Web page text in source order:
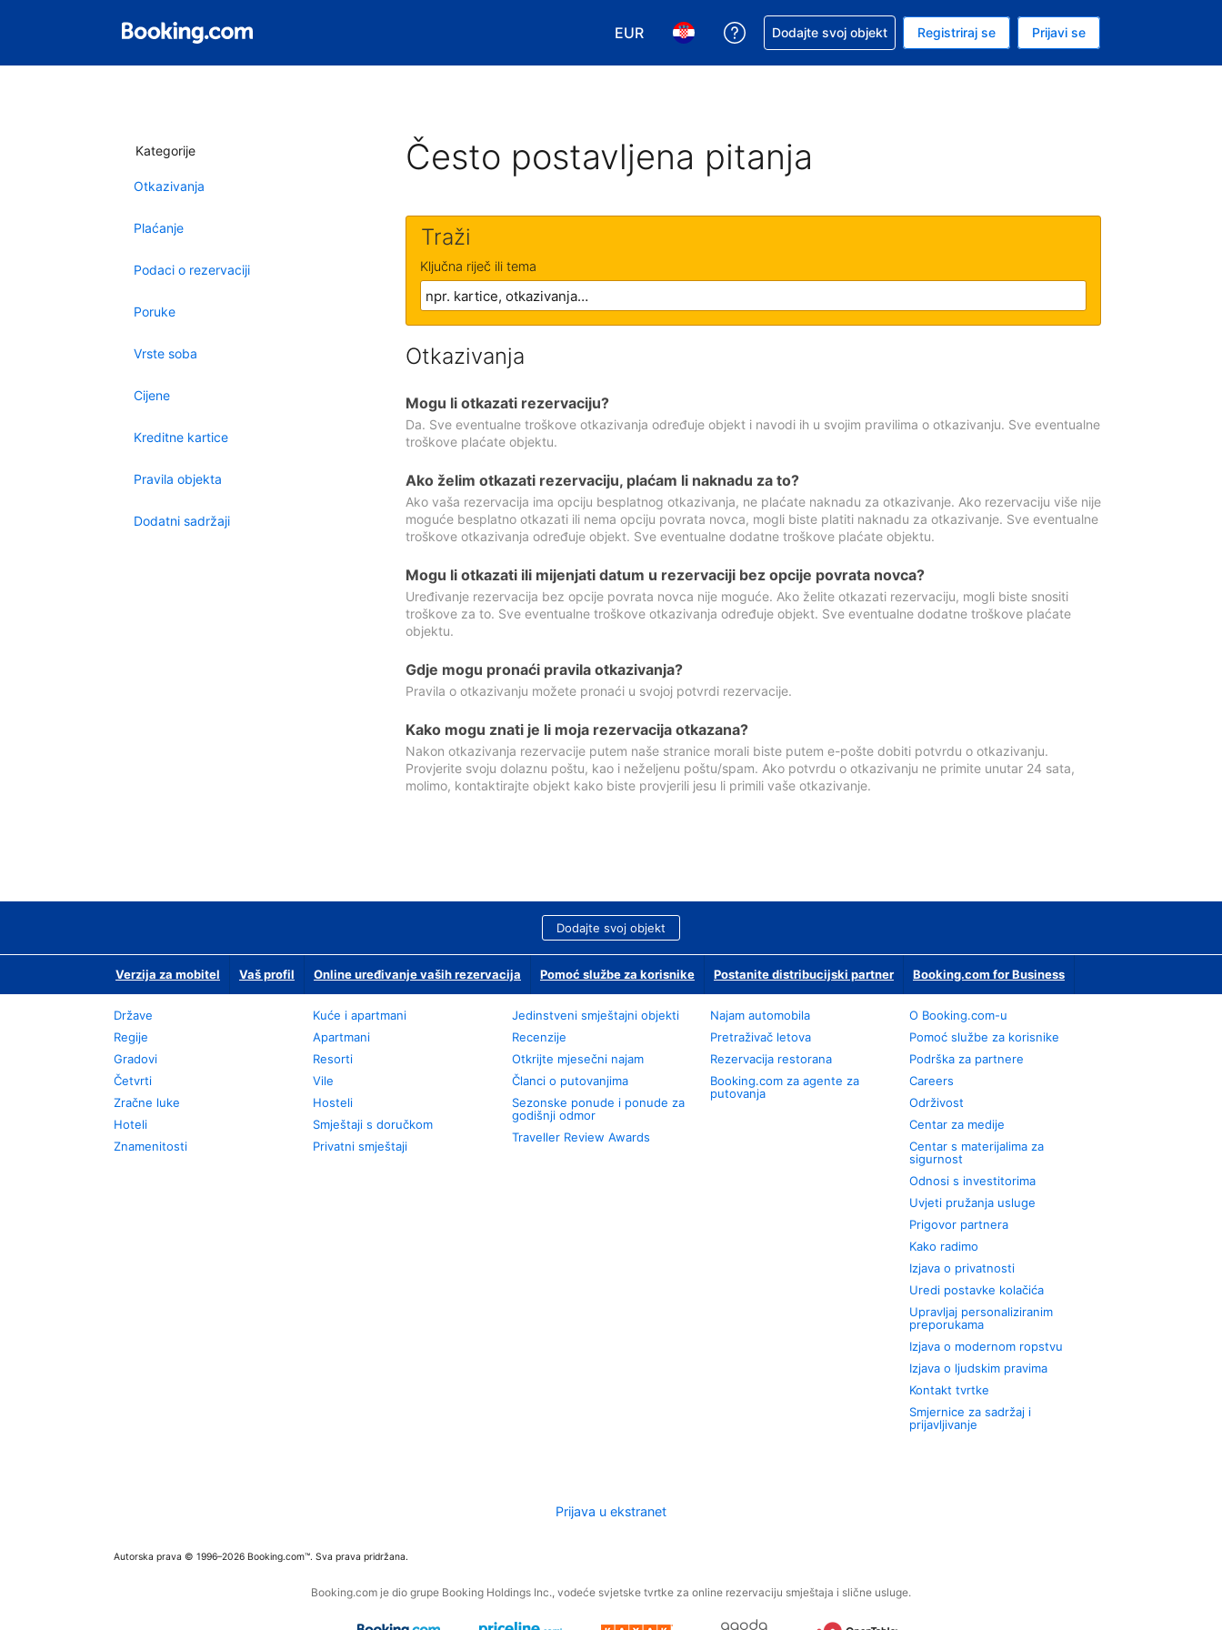
EUR
Odaberite valutu. Vaša je trenutačna valuta EUR
Odaberite svoj jezik. Vaš je trenutačni jezik Hrvatskom
Zatražite pomoć sa svojom rezervacijom
Dodajte svoj objekt Registriraj se Prijavi se
Kategorije
Otkazivanja
Plaćanje
Podaci o rezervaciji
Poruke
Vrste soba
Cijene
Kreditne kartice
Pravila objekta
Dodatni sadržaji
Često postavljena pitanja
Traži
Ključna riječ ili tema
Otkazivanja
Mogu li otkazati rezervaciju?
Da. Sve eventualne troškove otkazivanja određuje objekt i navodi ih u svojim pravilima o otkazivanju. Sve eventualne
troškove plaćate objektu.
Ako želim otkazati rezervaciju, plaćam li naknadu za to?
Ako vaša rezervacija ima opciju besplatnog otkazivanja, ne plaćate naknadu za otkazivanje. Ako rezervaciju više nije
moguće besplatno otkazati ili nema opciju povrata novca, mogli biste platiti naknadu za otkazivanje. Sve eventualne
troškove otkazivanja određuje objekt. Sve eventualne dodatne troškove plaćate objektu.
Mogu li otkazati ili mijenjati datum u rezervaciji bez opcije povrata novca?
Uređivanje rezervacija bez opcije povrata novca nije moguće. Ako želite otkazati rezervaciju, mogli biste snositi
troškove za to. Sve eventualne troškove otkazivanja određuje objekt. Sve eventualne dodatne troškove plaćate
objektu.
Gdje mogu pronaći pravila otkazivanja?
Pravila o otkazivanju možete pronaći u svojoj potvrdi rezervacije.
Kako mogu znati je li moja rezervacija otkazana?
Nakon otkazivanja rezervacije putem naše stranice morali biste putem e-pošte dobiti potvrdu o otkazivanju.
Provjerite svoju dolaznu poštu, kao i neželjenu poštu/spam. Ako potvrdu o otkazivanju ne primite unutar 24 sata,
molimo, kontaktirajte objekt kako biste provjerili jesu li primili vaše otkazivanje.
Dodajte svoj objekt
Verzija za mobitel Vaš profil Online uređivanje vaših rezervacija Pomoć službe za korisnike Postanite distribucijski partner Booking.com for Business
Države
Regije
Gradovi
Četvrti
Zračne luke
Hoteli
Znamenitosti
Kuće i apartmani
Apartmani
Resorti
Vile
Hosteli
Smještaji s doručkom
Privatni smještaji
Jedinstveni smještajni objekti
Recenzije
Otkrijte mjesečni najam
Članci o putovanjima
Sezonske ponude i ponude za
godišnji odmor
Traveller Review Awards
Najam automobila
Pretraživač letova
Rezervacija restorana
Booking.com za agente za
putovanja
O Booking.com-u
Pomoć službe za korisnike
Podrška za partnere
Careers
Održivost
Centar za medije
Centar s materijalima za
sigurnost
Odnosi s investitorima
Uvjeti pružanja usluge
Prigovor partnera
Kako radimo
Izjava o privatnosti
Uredi postavke kolačića
Upravljaj personaliziranim
preporukama
Izjava o modernom ropstvu
Izjava o ljudskim pravima
Kontakt tvrtke
Smjernice za sadržaj i
prijavljivanje
Prijava u ekstranet
Autorska prava © 1996–2026 Booking.com™. Sva prava pridržana.
Booking.com je dio grupe Booking Holdings Inc., vodeće svjetske tvrtke za online rezervaciju smještaja i slične usluge.